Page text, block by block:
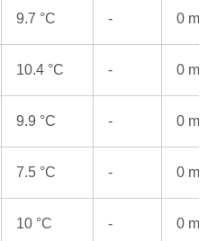
9.7 °C - 0
10.4 °C - 0
9.9 °C - 0
7.5 °C - 0
10 °C - 0